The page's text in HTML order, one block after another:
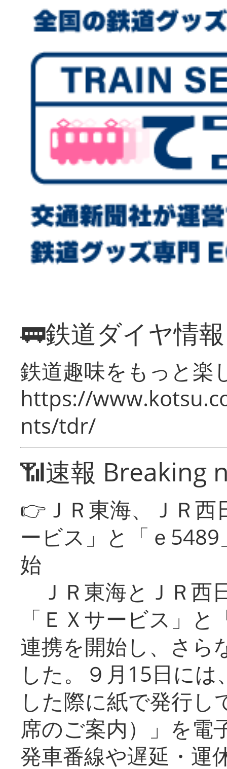
🚃鉄道ダイヤ情
鉄道趣味をもっと楽
https://
nts/tdr/
📶速報 Breaking
👉ＪＲ東海、ＪＲ
ービス」と「ｅ
始
ＪＲ東海とＪＲ西
「ＥＸサービス」
連携を開始し、さら
した。９月15日に
した際に紙で発行し
席のご案内）」を電
発車番線や遅延・運